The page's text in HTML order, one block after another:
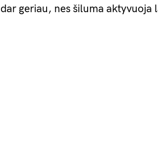
dar geriau, nes šiluma aktyvuoja